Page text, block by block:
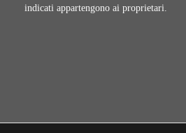
indicati appartengono ai proprietari.